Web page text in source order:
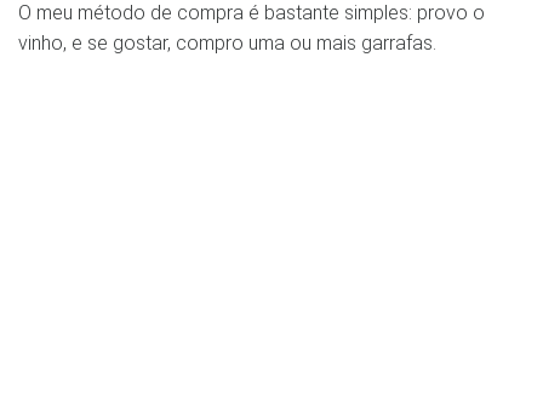
O meu método de compra é bastante simples: provo o
vinho, e se gostar, compro uma ou mais garrafas.